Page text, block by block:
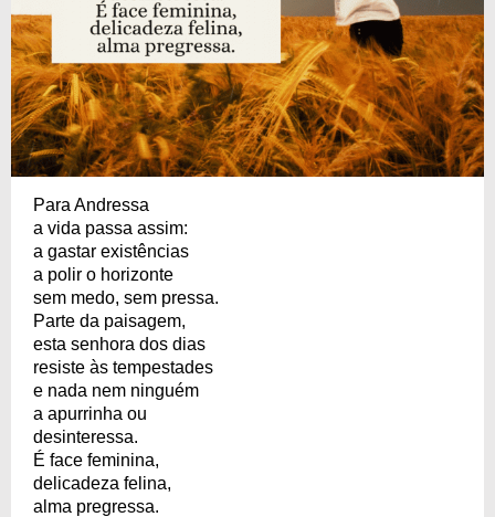
Para Andressa
a vida passa assim:
a gastar existências
a polir o horizonte
sem medo, sem pressa.
Parte da paisagem,
esta senhora dos dias
resiste às tempestades
e nada nem ninguém
a apurrinha ou
desinteressa.
É face feminina,
delicadeza felina,
alma pregressa.